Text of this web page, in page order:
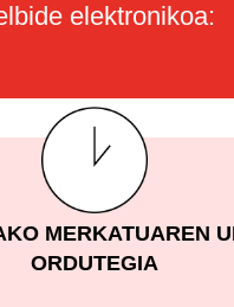
elektronikoa:
MERKATUAREN
ORDUTEGIA